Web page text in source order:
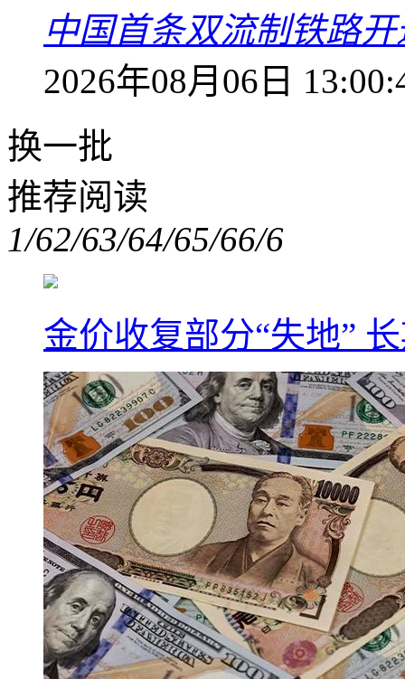
中国首条双流制铁路
2026年08月06日
换一批
推荐阅读
1/62/63/64/65/66/6
金价收复部分“失地”